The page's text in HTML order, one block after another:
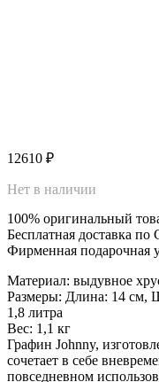
12610 ₽
Нет в наличии
100% оригинальный
Бесплатная доставка
Фирменная подарочная
Материал: выдувное
Размеры: Длина: 14 см,
1,8 литра
Вес: 1,1 кг
Графин Johnny,
сочетает в себе
повседневном